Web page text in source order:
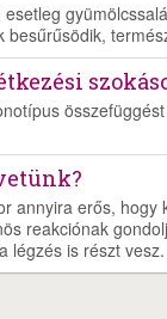
annyira erős,
reakciónak
légzés is részt vesz.